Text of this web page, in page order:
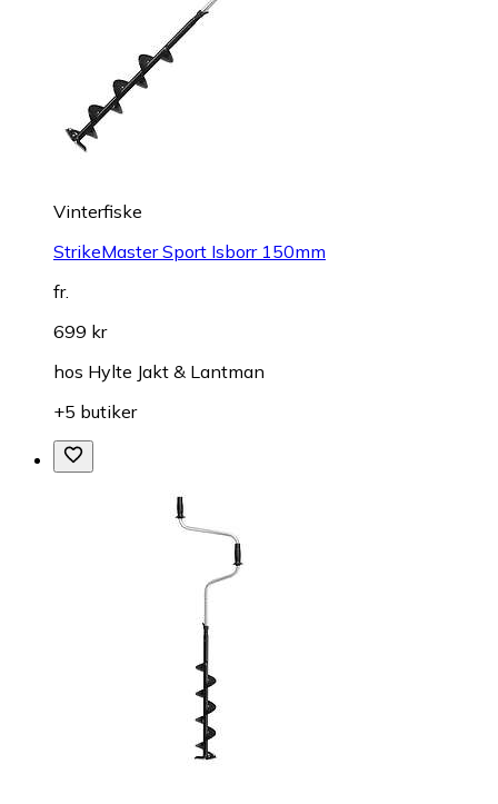
Vinterfiske
StrikeMaster Sport Isborr 150mm
fr.
699 kr
hos Hylte Jakt & Lantman
+5 butiker